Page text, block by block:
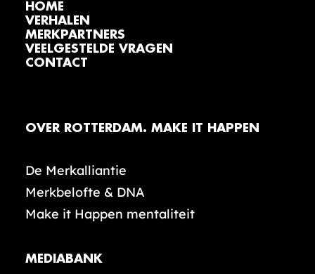
HOME
VERHALEN
MERKPARTNERS
VEELGESTELDE VRAGEN
CONTACT
OVER ROTTERDAM. MAKE IT HAPPEN
De Merkalliantie
Merkbelofte & DNA
Make it Happen mentaliteit
MEDIABANK